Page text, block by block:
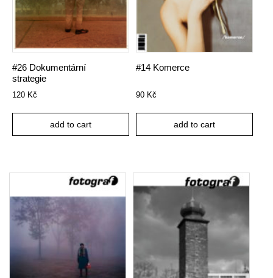
#26 Dokumentární
strategie
120 Kč
add to cart
#14 Komerce
90 Kč
add to cart